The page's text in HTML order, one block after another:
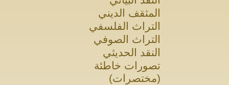
المثقف الديني
التراث الفلسفي
التراث الصوفي
النقد الحديثي
تصورات خاطئة
(مختصرات)